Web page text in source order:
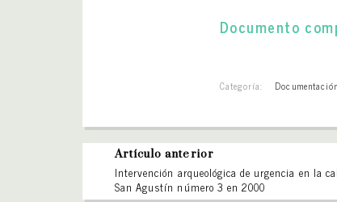
Documento
Categoría: Documentación
Artículo anterior
Intervención arqueológica de urgencia en la
San Agustín número 3 en 2000